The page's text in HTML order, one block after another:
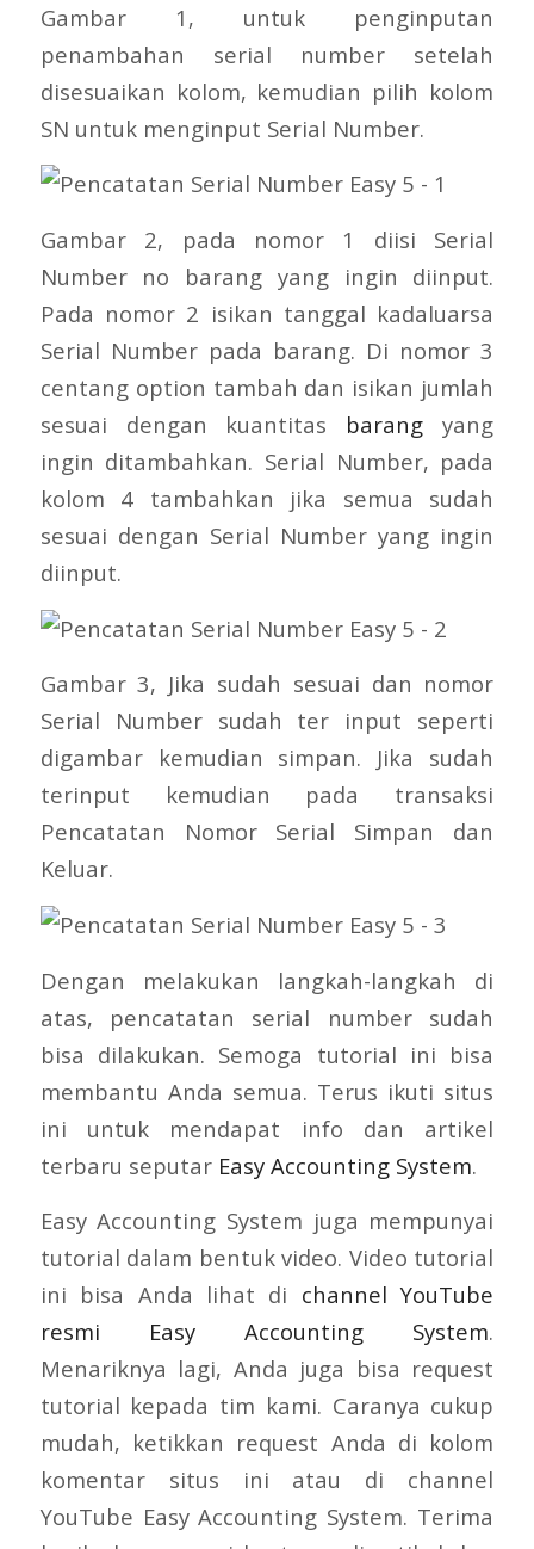
Gambar 1, untuk penginputan
penambahan serial number setelah
disesuaikan kolom, kemudian pilih kolom
SN untuk menginput Serial Number.
Gambar 2, pada nomor 1 diisi Serial
Number no barang yang ingin diinput.
Pada nomor 2 isikan tanggal kadaluarsa
Serial Number pada barang. Di nomor 3
centang option tambah dan isikan jumlah
sesuai dengan kuantitas barang yang
ingin ditambahkan. Serial Number, pada
kolom 4 tambahkan jika semua sudah
sesuai dengan Serial Number yang ingin
diinput.
Gambar 3, Jika sudah sesuai dan nomor
Serial Number sudah ter input seperti
digambar kemudian simpan. Jika sudah
terinput kemudian pada transaksi
Pencatatan Nomor Serial Simpan dan
Keluar.
Dengan melakukan langkah-langkah di
atas, pencatatan serial number sudah
bisa dilakukan. Semoga tutorial ini bisa
membantu Anda semua. Terus ikuti situs
ini untuk mendapat info dan artikel
terbaru seputar Easy Accounting System.
Easy Accounting System juga mempunyai
tutorial dalam bentuk video. Video tutorial
ini bisa Anda lihat di channel YouTube
resmi Easy Accounting System.
Menariknya lagi, Anda juga bisa request
tutorial kepada tim kami. Caranya cukup
mudah, ketikkan request Anda di kolom
komentar situs ini atau di channel
YouTube Easy Accounting System. Terima